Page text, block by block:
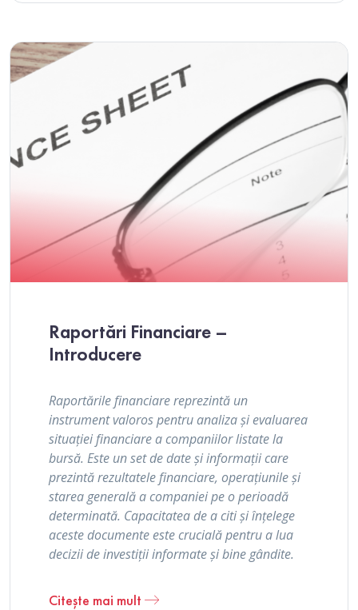
Raportări Financiare –
Introducere
Raportările financiare reprezintă un
instrument valoros pentru analiza și evaluarea
situației financiare a companiilor listate la
bursă. Este un set de date și informații care
prezintă rezultatele financiare, operațiunile și
starea generală a companiei pe o perioadă
determinată. Capacitatea de a citi și înțelege
aceste documente este crucială pentru a lua
decizii de investiții informate și bine gândite.
Citește mai mult